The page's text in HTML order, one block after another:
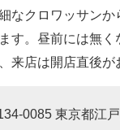
なクロワッサンか
す。昼前には無く
来店は開店直後が
0085 東京都江